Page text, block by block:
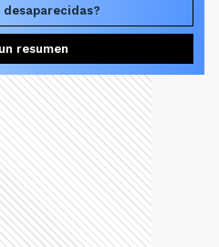
desaparecidas?
resumen